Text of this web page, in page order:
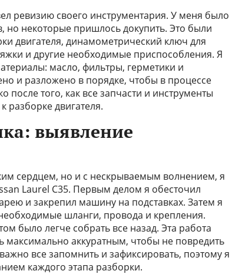
ревизию своего инструментария. У меня было
некоторые пришлось докупить. Это были
двигателя, динамометрический ключ для
и другие необходимые приспособления. Я
масло, фильтры, герметики и
и разложено в порядке, чтобы в процессе
после того, как все запчасти и инструменты
разборке двигателя.
выявление
сердцем, но и с нескрываемым волнением, я
Laurel C35. Первым делом я обесточил
и закрепил машину на подставках. Затем я
шланги, провода и крепления.
было легче собрать все назад. Эта работа
максимально аккуратным, чтобы не повредить
все запомнить и зафиксировать, поэтому я
каждого этапа разборки.